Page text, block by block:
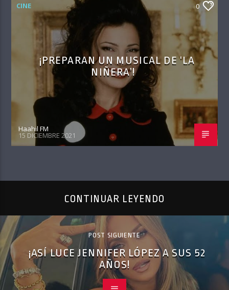
CINE 0
¡PREPARAN UN MUSICAL DE ‘LA
NIÑERA’!
Haahil FM
15 DICIEMBRE 2021
CONTINUAR LEYENDO
POST SIGUIENTE
¡ASÍ LUCE JENNIFER LÓPEZ A SUS 52
AÑOS!